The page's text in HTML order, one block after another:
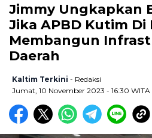
Jimmy Ungkapkan
Jika APBD Kutim
Membangun
Daerah
Kaltim Terkini - Redaksi
Jumat, 10 November 2023 - 16:30 WITA